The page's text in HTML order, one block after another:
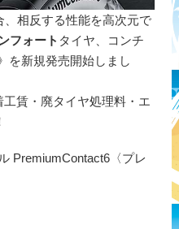
相反する性能を高次元で
フォート タイヤ、コンチ
を新規発売開始しまし
賃・廃タイヤ処理料・エ
PremiumContact6〈プレ